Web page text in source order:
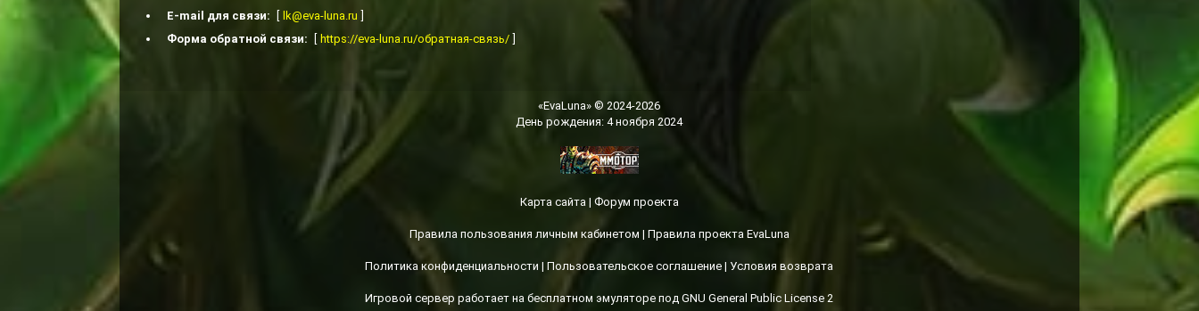
E-mail для связи: lk@eva-luna.ru
Форма обратной связи:
https://eva-luna.ru/обратная-связь/
«EvaLuna» © 2024-2026
День рождения: 4 ноября 2024
Карта сайта| Форум проекта
Правила пользования личным кабинетом | Правила проекта EvaLuna
Политика конфиденциальности |Пользовательское соглашение | Условия возврата
Игровой сервер работает на бесплатном эмуляторе под GNU General Public License 2